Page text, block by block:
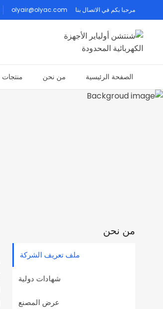
مرحبا بكم في الاتصال بنا olyair@olyac.com
الصفحة الرئيسية من نحن منتجات
من نحن
ملف تعريف الشركة
شهادات دولية
عرض المصنع